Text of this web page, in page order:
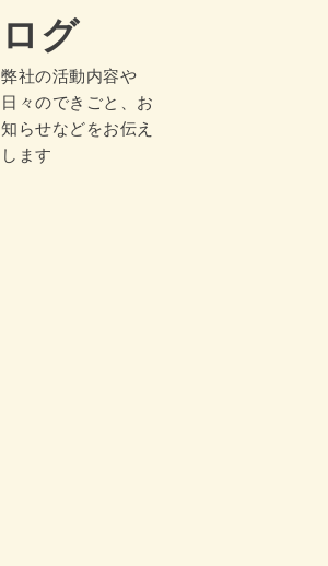
ログ
弊社の活動内容や
日々のできごと、お
知らせなどをお伝え
します